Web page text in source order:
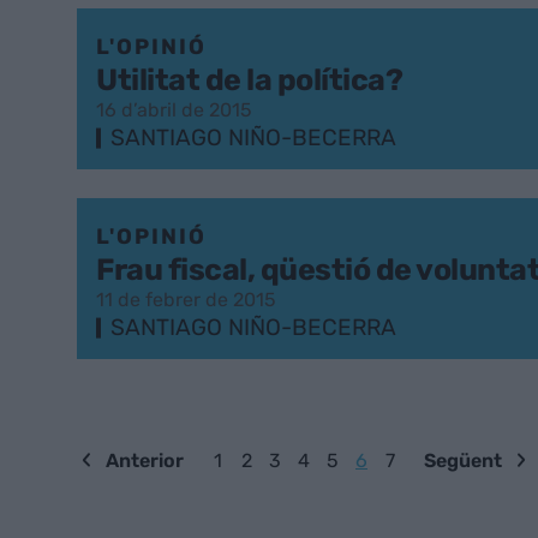
L'OPINIÓ
Utilitat de la política?
16 d’abril de 2015
SANTIAGO NIÑO-BECERRA
L'OPINIÓ
Frau fiscal, qüestió de
11 de febrer de 2015
SANTIAGO NIÑO-BECERRA
Anterior 1 2 3 4 5 6 7 Següent